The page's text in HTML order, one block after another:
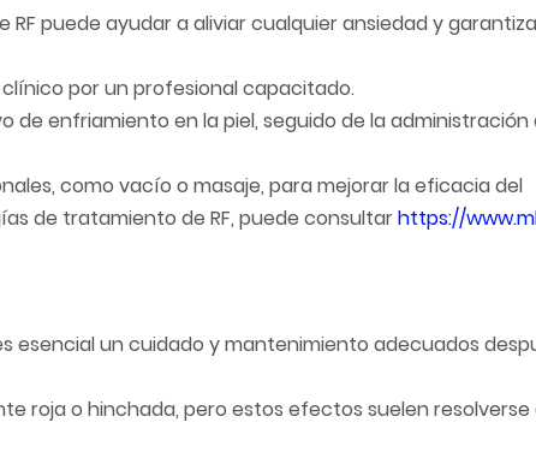
puede ayudar a aliviar cualquier ansiedad y
por un profesional capacitado.
de enfriamiento en la piel, seguido de la administración
como vacío o masaje, para mejorar la eficacia del
de tratamiento de RF, puede consultarhttps://
esencial un cuidado y mantenimiento adecuados
roja o hinchada, pero estos efectos suelen resolverse